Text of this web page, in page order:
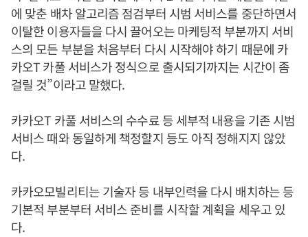
에 맞춘 배차 알고리즘 점검부터 시범 서비스를 중단하면서
이탈한 이용자들을 다시 끌어오는 마케팅적 부분까지 서비
스의 모든 부분을 처음부터 다시 시작해야 하기 때문에 카
카오T 카풀 서비스가 정식으로 출시되기까지는 시간이 좀
걸릴 것”이라고 말했다.
카카오T 카풀 서비스의 수수료 등 세부적 내용을 기존 시범
서비스 때와 동일하게 책정할지 등도 아직 정해지지 않았
다.
카카오모빌리티는 기술자 등 내부인력을 다시 배치하는 등
기본적 부분부터 서비스 준비를 시작할 계획을 세우고 있
다.